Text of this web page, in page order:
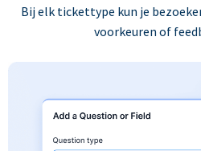
Bij elk tickettype kun je
voorkeuren of